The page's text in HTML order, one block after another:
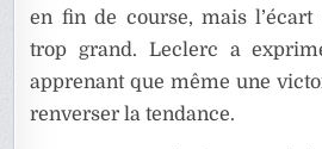
en fin de course, mais
trop grand. Leclerc a
apprenant que même une
renverser la tendance.